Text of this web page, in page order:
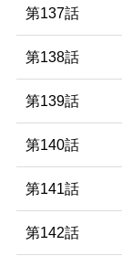
第137話
第138話
第139話
第140話
第141話
第142話